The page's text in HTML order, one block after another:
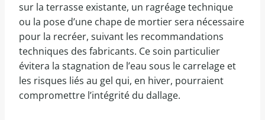
sur la terrasse existante, un ragréage technique
ou la pose d’une chape de mortier sera nécessaire
pour la recréer, suivant les recommandations
techniques des fabricants. Ce soin particulier
évitera la stagnation de l’eau sous le carrelage et
les risques liés au gel qui, en hiver, pourraient
compromettre l’intégrité du dallage.